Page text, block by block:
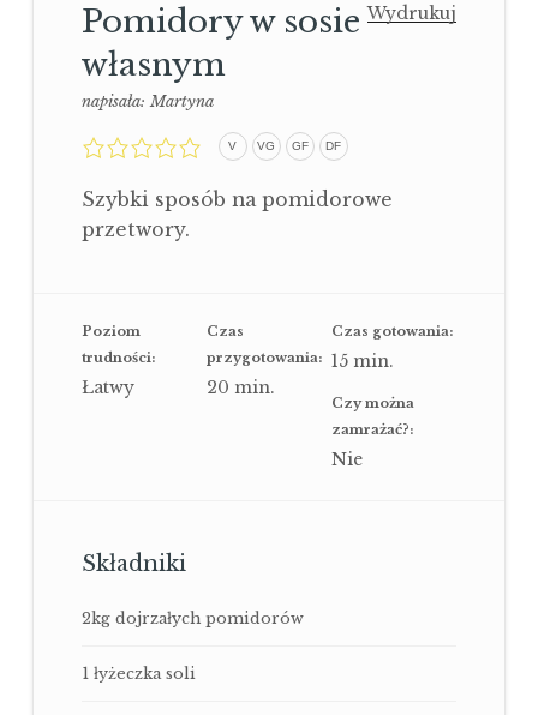
Wydrukuj
Pomidory w sosie
własnym
napisała:Martyna
0,0
rating
V VG GF DF
Szybki sposób na pomidorowe
przetwory.
Poziom
trudności:
Łatwy
Czas
przygotowania:
20 min.
Czas gotowania:
15 min.
Czy można
zamrażać?:
Nie
Składniki
2kg dojrzałych pomidorów
1 łyżeczka soli